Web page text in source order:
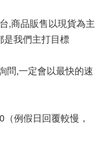
,商品販售以現貨為主
是我們主打目標
問,一定會以最快的速
例假日回覆較慢，